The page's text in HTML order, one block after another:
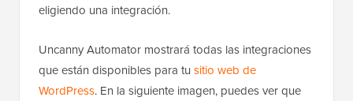
eligiendo una integración.
Uncanny Automator mostrará todas las integraciones
que están disponibles para tu sitio web de
WordPress. En la siguiente imagen, puedes ver que